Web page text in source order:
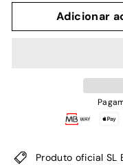
Adicionar
Produto oficial SL